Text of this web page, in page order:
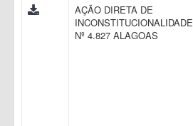
AÇÃO DIRETA DE
INCONSTITUCIONALIDADE
Nº 4.827 ALAGOAS